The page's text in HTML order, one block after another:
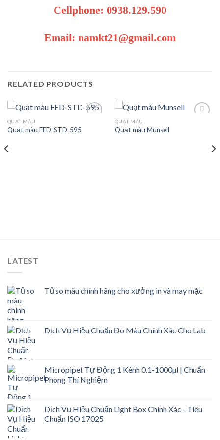
Cellphone: 0938.129.590
Email: namkt21@gmail.com
RELATED PRODUCTS
QUẠT MÀU
Quạt màu FED-STD-595
QUẠT MÀU
Quạt màu Munsell
LATEST
Tủ so màu chính hãng cho xưởng in và may mặc
Dịch Vụ Hiệu Chuẩn Đo Màu Chính Xác Cho Lab
Micropipet Tự Động 1 Kênh 0.1-1000µl | Chuẩn
Phòng Thí Nghiệm
Dịch Vụ Hiệu Chuẩn Light Box Chính Xác - Tiêu
Chuẩn ISO 17025